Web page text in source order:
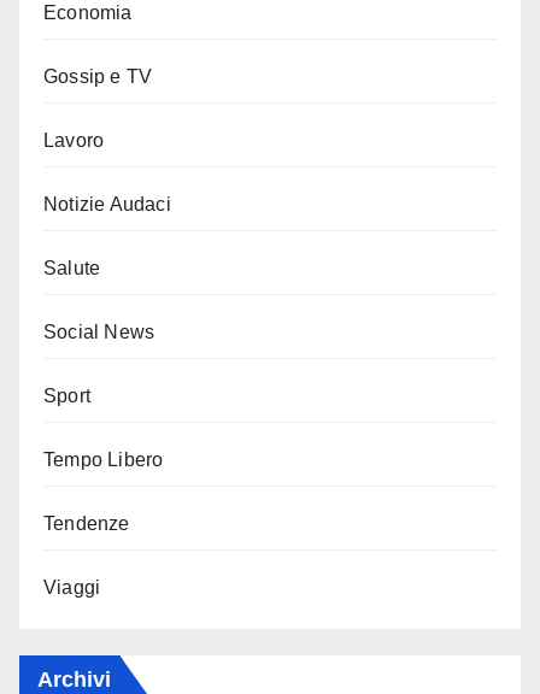
Economia
Gossip e TV
Lavoro
Notizie Audaci
Salute
Social News
Sport
Tempo Libero
Tendenze
Viaggi
Archivi